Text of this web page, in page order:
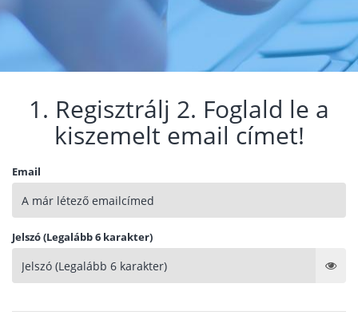
1. Regisztrálj 2. Foglald le a
kiszemelt email címet!
Email
Jelszó (Legalább 6 karakter)